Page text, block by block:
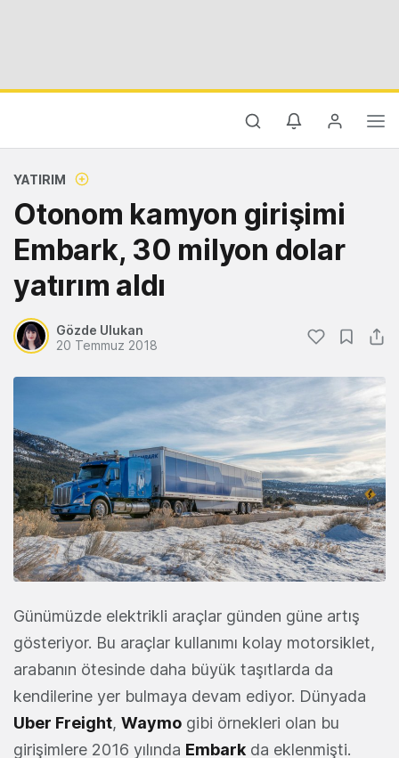
YATIRIM
Otonom kamyon girişimi
Embark, 30 milyon dolar
yatırım aldı
Gözde Ulukan
20 Temmuz 2018
Günümüzde elektrikli araçlar günden güne artış
gösteriyor. Bu araçlar kullanımı kolay motorsiklet,
arabanın ötesinde daha büyük taşıtlarda da
kendilerine yer bulmaya devam ediyor. Dünyada
Uber Freight, Waymo gibi örnekleri olan bu
girişimlere 2016 yılında Embark da eklenmişti.